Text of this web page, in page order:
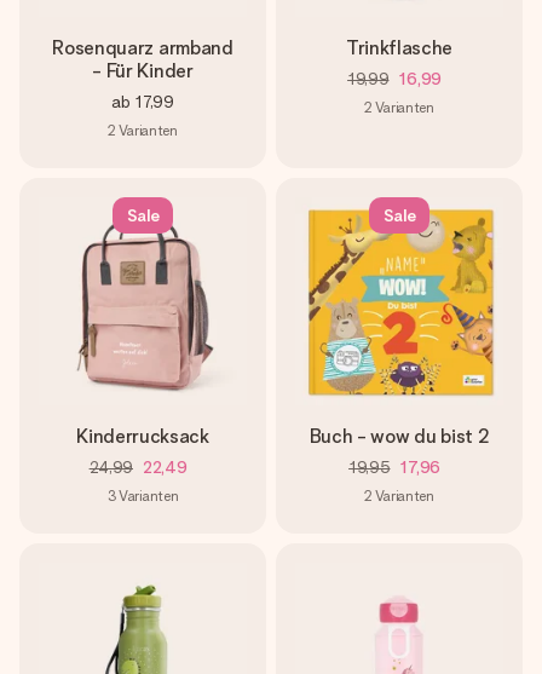
Rosenquarz armband
- Für Kinder
ab 17,99
2 Varianten
Trinkflasche
19,99 16,99
2 Varianten
Sale
Kinderrucksack
24,99 22,49
3Varianten
Sale
Buch - wow du bist 2
19,95 17,96
2 Varianten